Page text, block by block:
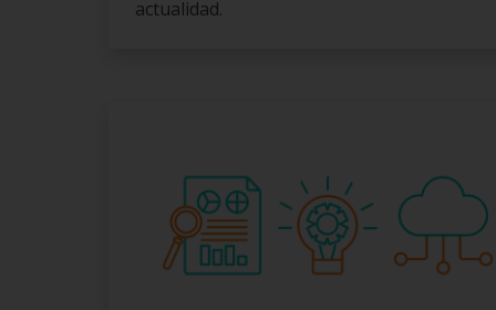
actualidad.